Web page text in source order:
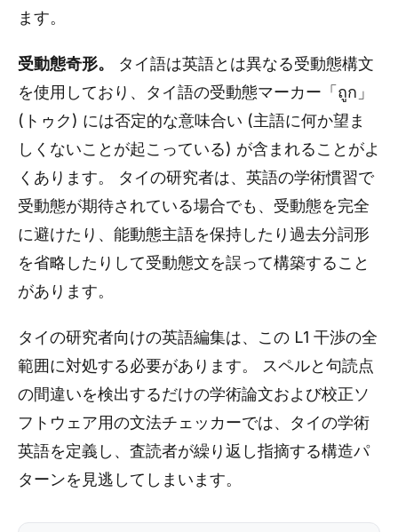
ます。
受動態奇形。
タイ語は英語とは異なる受動態構文
を使用しており、タイ語の受動態マーカー「ถูก」
(トゥク) には否定的な意味合い (主語に何か望ま
しくないことが起こっている) が含まれることがよ
くあります。 タイの研究者は、英語の学術慣習で
受動態が期待されている場合でも、受動態を完全
に避けたり、能動態主語を保持したり過去分詞形
を省略したりして受動態文を誤って構築すること
があります。
タイの研究者向けの英語編集は、この L1 干渉の全
範囲に対処する必要があります。 スペルと句読点
の間違いを検出するだけの学術論文および校正ソ
フトウェア用の文法チェッカーでは、タイの学術
英語を定義し、査読者が繰り返し指摘する構造パ
ターンを見逃してしまいます。